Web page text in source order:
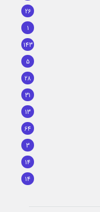
26
1
143
5
28
31
13
64
3
14
14